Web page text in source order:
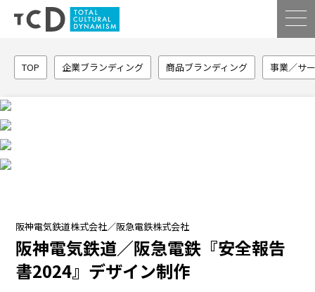
TOP 企業ブランディング 商品ブランディング 事業／サ
阪神電気鉄道株式会社／阪急電鉄株式会社
阪神電気鉄道／阪急電鉄『安全報告
書2024』デザイン制作